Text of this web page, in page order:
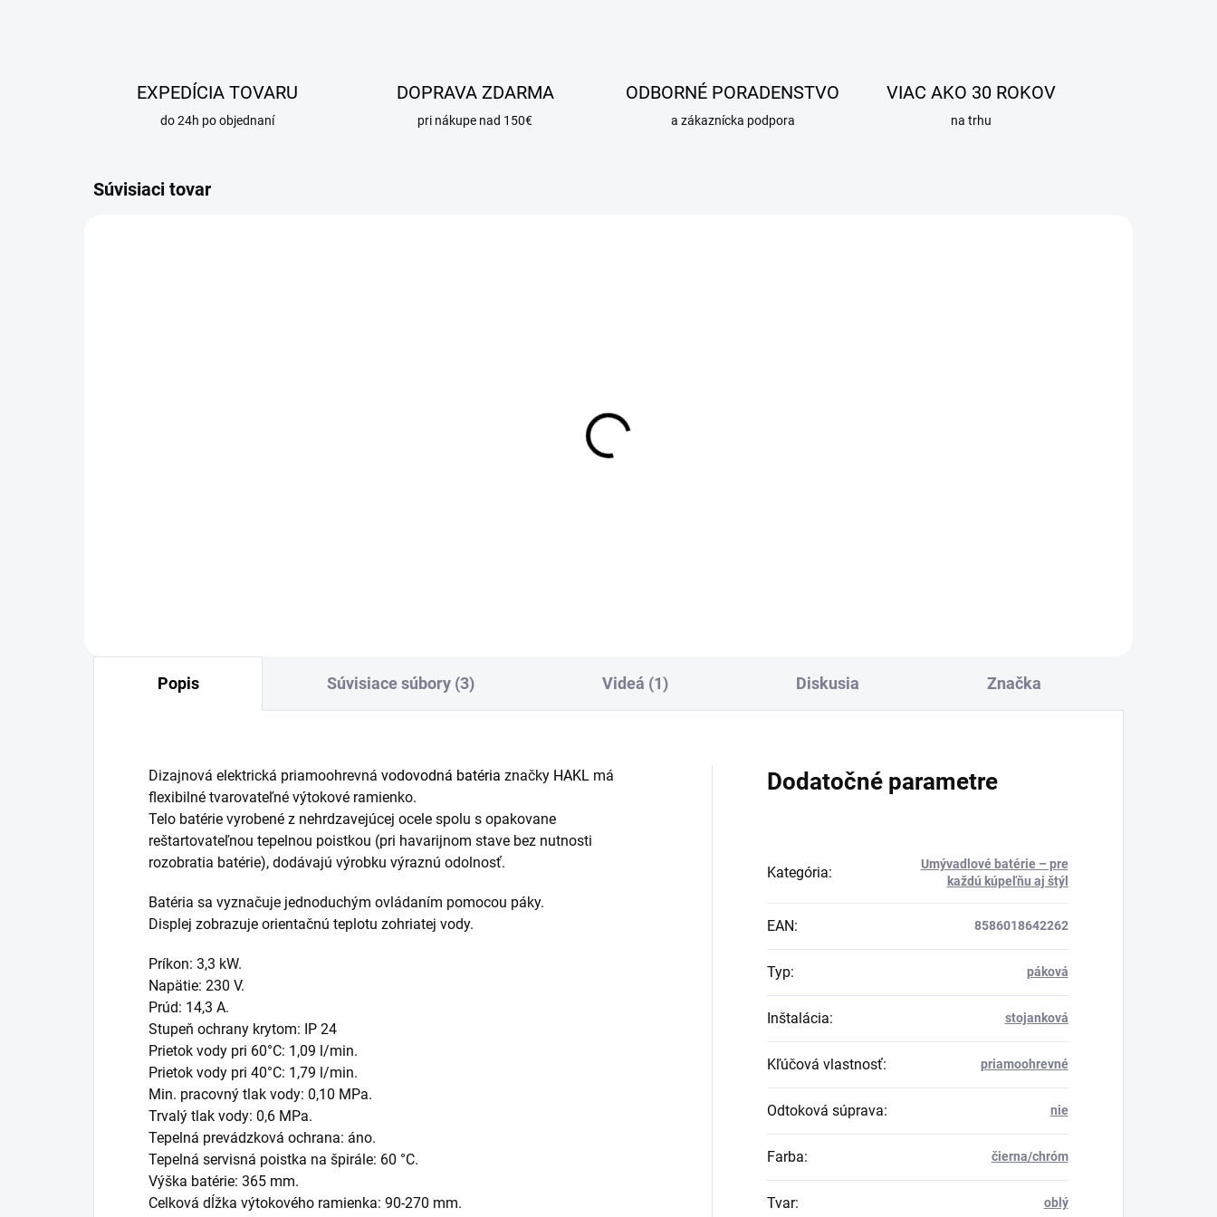
EXPEDÍCIA TOVARU
do 24h po objednaní
DOPRAVA ZDARMA
pri nákupe nad 150€
ODBORNÉ PORADENSTVO
a zákaznícka podpora
VIAC AKO 30 ROKOV
na trhu
Súvisiaci tovar
Popis Súvisiace súbory (3) Videá (1) Diskusia Značka
Dizajnová elektrická priamoohrevná vodovodná batéria značky HAKL má
flexibilné tvarovateľné výtokové ramienko.
Telo batérie vyrobené z nehrdzavejúcej ocele spolu s opakovane
reštartovateľnou tepelnou poistkou (pri havarijnom stave bez nutnosti
rozobratia batérie), dodávajú výrobku výraznú odolnosť.
Batéria sa vyznačuje jednoduchým ovládaním pomocou páky.
Displej zobrazuje orientačnú teplotu zohriatej vody.
Príkon: 3,3 kW.
Napätie: 230 V.
Prúd: 14,3 A.
Stupeň ochrany krytom: IP 24
Prietok vody pri 60°C: 1,09 l/min.
Prietok vody pri 40°C: 1,79 l/min.
Min. pracovný tlak vody: 0,10 MPa.
Trvalý tlak vody: 0,6 MPa.
Tepelná prevádzková ochrana: áno.
Tepelná servisná poistka na špirále: 60 °C.
Výška batérie: 365 mm.
Celková dĺžka výtokového ramienka: 90-270 mm.
Dodatočné parametre
Kategória:
Umývadlové batérie – pre
každú kúpeľňu aj štýl
EAN: 8586018642262
Typ: páková
Inštalácia: stojanková
Kľúčová vlastnosť: priamoohrevné
Odtoková súprava: nie
Farba: čierna/chróm
Tvar: oblý